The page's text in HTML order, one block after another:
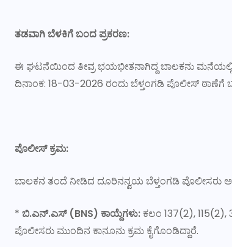
ತಡವಾಗಿಬೆಳಕಿಗೆಬಂದ ಪ್ರಕರಣ:
ಈ ಘಟನೆಯಿಂದ ತೀವ್ರ ಭಯಭೀತನಾಗಿದ್ದ ಬಾಲಕನು
ದಿನಾಂಕ: 18-03-2026 ರಂದು ಬೆಳ್ತಂಗಡಿ ಪೊಲೀಸ್ ಠಾಣೆಗೆ
ಪೊಲೀಸ್ ಕ್ರಮ:
ಬಾಲಕನ ತಂದೆ ನೀಡಿದ ದೂರಿನನ್ವಯ ಬೆಳ್ತಂಗಡಿ ಪೊಲೀಸರು
* ಬಿ.ಎನ್.ಎಸ್(BNS) ಕಾಯ್ದೆಗಳು: ಕಲಂ 137(2),
ಪೊಲೀಸರು ಮುಂದಿನ ಕಾನೂನು ಕ್ರಮ ಕೈಗೊಂಡಿದ್ದಾರೆ.